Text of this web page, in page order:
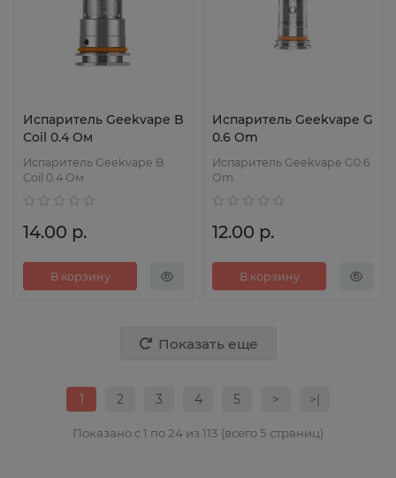
Испаритель Geekvape B
Coil 0.4 Ом
Испаритель Geekvape B
Coil 0.4 Ом
14.00 р.
В корзину
Испаритель Geekvape G
0.6 Om
Испаритель Geekvape G0.6
Om
12.00 р.
В корзину
Показать еще
1 2 3 4 5 > >|
Показано с 1 по 24 из 113 (всего 5 страниц)